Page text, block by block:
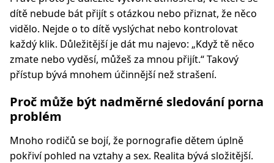
dítě nebude bát přijít s otázkou nebo přiznat, že něco
vidělo. Nejde o to dítě vyslýchat nebo kontrolovat
každý klik. Důležitější je dát mu najevo: „Když tě něco
zmate nebo vyděsí, můžeš za mnou přijít.“ Takový
přístup bývá mnohem účinnější než strašení.
Proč může být nadměrné sledování porna
problém
Mnoho rodičů se bojí, že pornografie dětem úplně
pokřiví pohled na vztahy a sex. Realita bývá složitější.